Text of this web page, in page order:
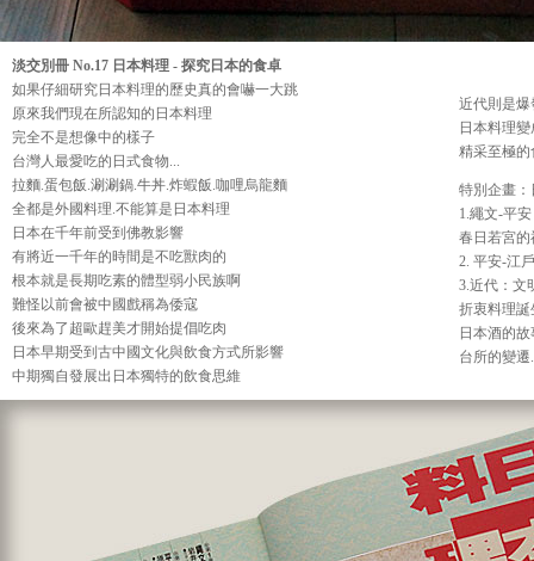
淡交別冊 No.17 日本料理 - 探究日本的食卓
如果仔細研究日本料理的歷史真的會嚇一大跳
原來我們現在所認知的日本料理
完全不是想像中的樣子
台灣人最愛吃的日式食物...
拉麵.蛋包飯.涮涮鍋.牛丼.炸蝦飯.咖哩烏龍麵
全都是外國料理.不能算是日本料理
日本在千年前受到佛教影響
有將近一千年的時間是不吃獸肉的
根本就是長期吃素的體型弱小民族啊
難怪以前會被中國戲稱為倭寇
後來為了超歐趕美才開始提倡吃肉
日本早期受到古中國文化與飲食方式所影響
中期獨自發展出日本獨特的飲食思維
近代則是
日本料理
精采至極
特別企畫
1.繩文-平
春日若宮的
2. 平安-江
3.近代：文
折衷料理誕
日本酒的
台所的變遷